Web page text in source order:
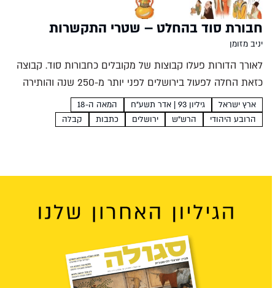
חבורת סוד בהחלט – שטרי התקשרות
יניב מזומן
לאורך הדורות פעלו קבוצות של מקובלים כחבורות סוד. קבוצה
כזאת החלה לפעול בירושלים לפני יותר מ-250 שנה והותירה
אחריה מכתבים מסקרנים, שטרי התקשרות שבהם התחייבו בני
החבורה לקבל על עצמם שותפות רוחנית של אהבה ומחויבות....
ארץ ישראל גיליון 93 | אדר תשע"ח
המאה ה-18
הרובע היהודי
הרש"ש ירושלים כתבות קבלה